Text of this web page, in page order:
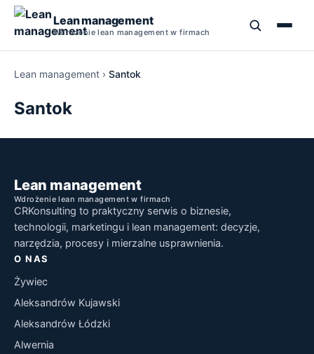
Lean management
Wdrożenie lean management w firmach
Szkolenia Lean Management
Kurs Lean Management
Książki o Lean Management
5S
PDCA
SMED
5 Why
Jidoka
Kaizen
Narzędzia Lean Manufacturing
Szkolenie Lean Manufacturing
Lean management › Santok
Santok
Lean management
Wdrożenie lean management w firmach
CRKonsulting to praktyczny serwis o biznesie,
technologii, marketingu i lean management: decyzje,
narzędzia, procesy i mierzalne usprawnienia.
O NAS
Żywiec
Aleksandrów Kujawski
Aleksandrów Łódzki
Alwernia